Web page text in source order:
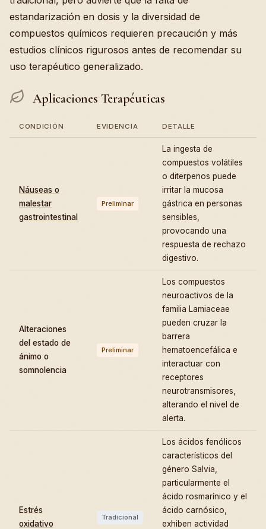
estandarización en dosis y la diversidad de
compuestos químicos requieren precaución y más
estudios clínicos rigurosos antes de recomendar su
uso terapéutico generalizado.
Aplicaciones Terapéuticas
CONDICIÓN EVIDENCIA DETALLE
Náuseas o
malestar
gastrointestinal
Preliminar
La ingesta de
compuestos volátiles
o diterpenos puede
irritar la mucosa
gástrica en personas
sensibles,
provocando una
respuesta de rechazo
digestivo.
Alteraciones
del estado de
ánimo o
somnolencia
Preliminar
Los compuestos
neuroactivos de la
familia Lamiaceae
pueden cruzar la
barrera
hematoencefálica e
interactuar con
receptores
neurotransmisores,
alterando el nivel de
alerta.
Estrés
oxidativo
Tradicional
Los ácidos fenólicos
característicos del
género Salvia,
particularmente el
ácido rosmarínico y el
ácido carnósico,
exhiben actividad